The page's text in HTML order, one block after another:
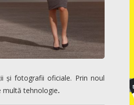
și fotografii oficiale. Prin noul
multă tehnologie.